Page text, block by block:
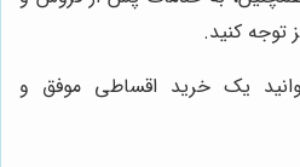
توجه کنید.
یک خرید اقساطی موفق و